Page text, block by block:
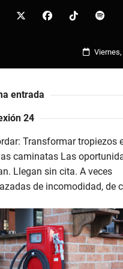
entrada
24
Transformar tropiezos
caminatas Las
Llegan sin cita. A veces
de incomodidad, de